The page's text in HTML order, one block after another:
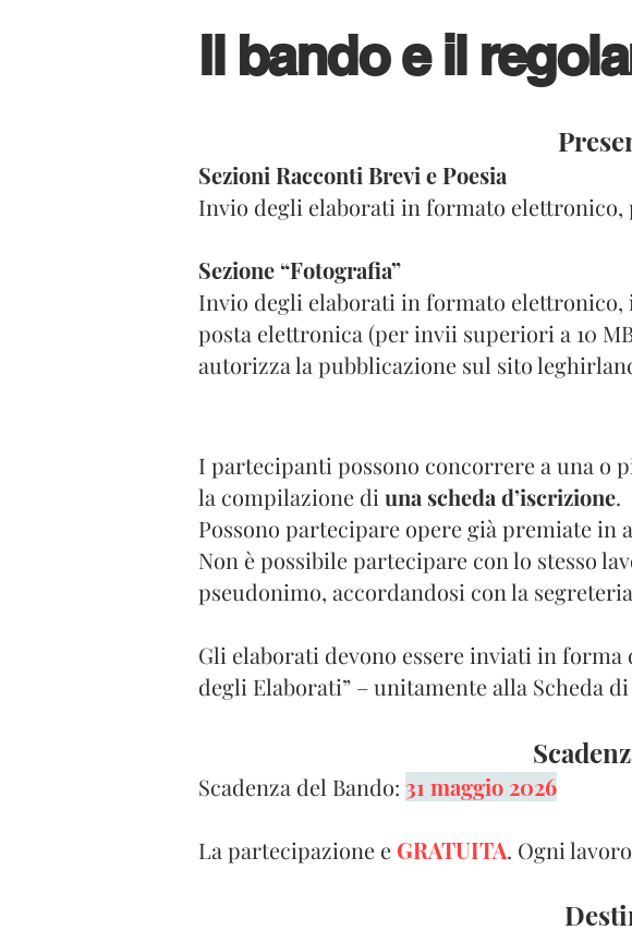
Il bando e il
Sezioni Racconti Brevi e Poesia
Invio degli elaborati in formato
Sezione “Fotografia”
Invio degli elaborati in formato elettronico,
posta elettronica (per invii superiori a 10
autorizza la pubblicazione sul sito
I partecipanti possono concorrere a una o
la compilazione di una scheda d’iscrizione.
Possono partecipare opere già premiate in
Non è possibile partecipare con lo stesso
pseudonimo, accordandosi con la
Gli elaborati devono essere inviati in
degli Elaborati” – unitamente alla Scheda
Scadenza del Bando: 31 maggio 2026
La partecipazione e GRATUITA. Ogni